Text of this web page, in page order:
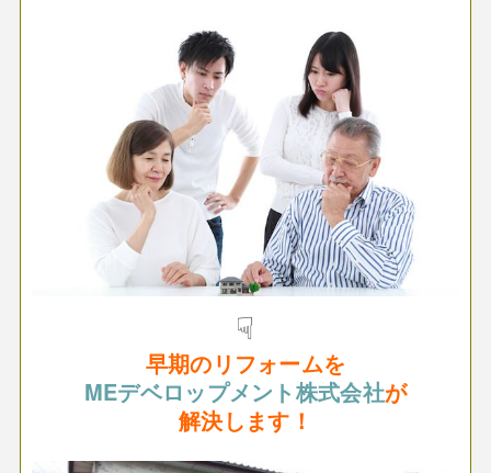
☟
早期のリフォームを
MEデベロップメント株式会社が
解決します！